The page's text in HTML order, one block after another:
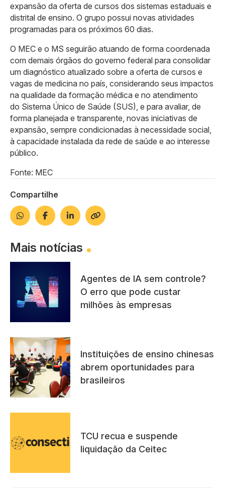
expansão da oferta de cursos dos sistemas estaduais e
distrital de ensino. O grupo possui novas atividades
programadas para os próximos 60 dias.
O MEC e o MS seguirão atuando de forma coordenada
com demais órgãos do governo federal para consolidar
um diagnóstico atualizado sobre a oferta de cursos e
vagas de medicina no país, considerando seus impactos
na qualidade da formação médica e no atendimento
do Sistema Único de Saúde (SUS), e para avaliar, de
forma planejada e transparente, novas iniciativas de
expansão, sempre condicionadas à necessidade social,
à capacidade instalada da rede de saúde e ao interesse
público.
Fonte: MEC
Compartilhe
Mais notícias
Agentes de IA sem controle?
O erro que pode custar
milhões às empresas
Instituições de ensino chinesas
abrem oportunidades para
brasileiros
TCU recua e suspende
liquidação da Ceitec